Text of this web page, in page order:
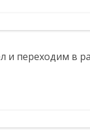
и переходим в